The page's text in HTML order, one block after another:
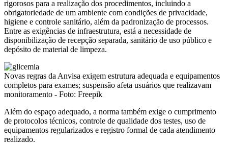
rigorosos para a realização dos procedimentos, incluindo a
obrigatoriedade de um ambiente com condições de privacidade,
higiene e controle sanitário, além da padronização de processos.
Entre as exigências de infraestrutura, está a necessidade de
disponibilização de recepção separada, sanitário de uso público e
depósito de material de limpeza.
Novas regras da Anvisa exigem estrutura adequada e equipamentos
completos para exames; suspensão afeta usuários que realizavam
monitoramento - Foto: Freepik
Além do espaço adequado, a norma também exige o cumprimento
de protocolos técnicos, controle de qualidade dos testes, uso de
equipamentos regularizados e registro formal de cada atendimento
realizado.